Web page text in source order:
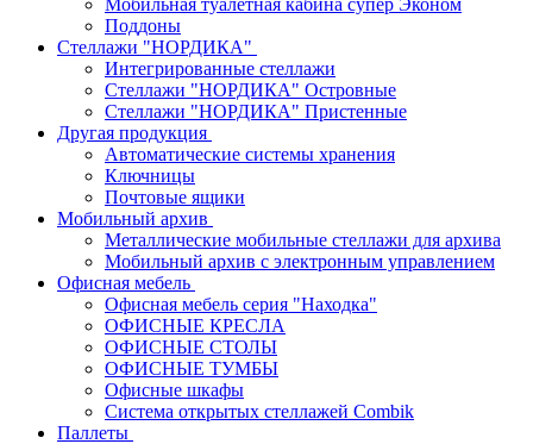
Мобильная туалетная кабина супер Эконом
Поддоны
Стеллажи "НОРДИКА"
Интегрированные стеллажи
Стеллажи "НОРДИКА" Островные
Стеллажи "НОРДИКА" Пристенные
Другая продукция
Автоматические системы хранения
Ключницы
Почтовые ящики
Мобильный архив
Металлические мобильные стеллажи для архива
Мобильный архив с электронным управлением
Офисная мебель
Офисная мебель серия "Находка"
ОФИСНЫЕ КРЕСЛА
ОФИСНЫЕ СТОЛЫ
ОФИСНЫЕ ТУМБЫ
Офисные шкафы
Система открытых стеллажей Combik
Паллеты